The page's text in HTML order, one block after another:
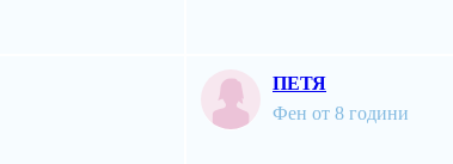
ПЕТЯ
Фен от 8 години